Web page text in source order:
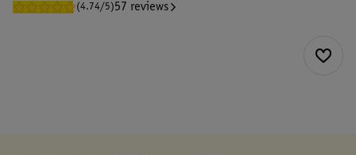
(4.74/5)57 reviews